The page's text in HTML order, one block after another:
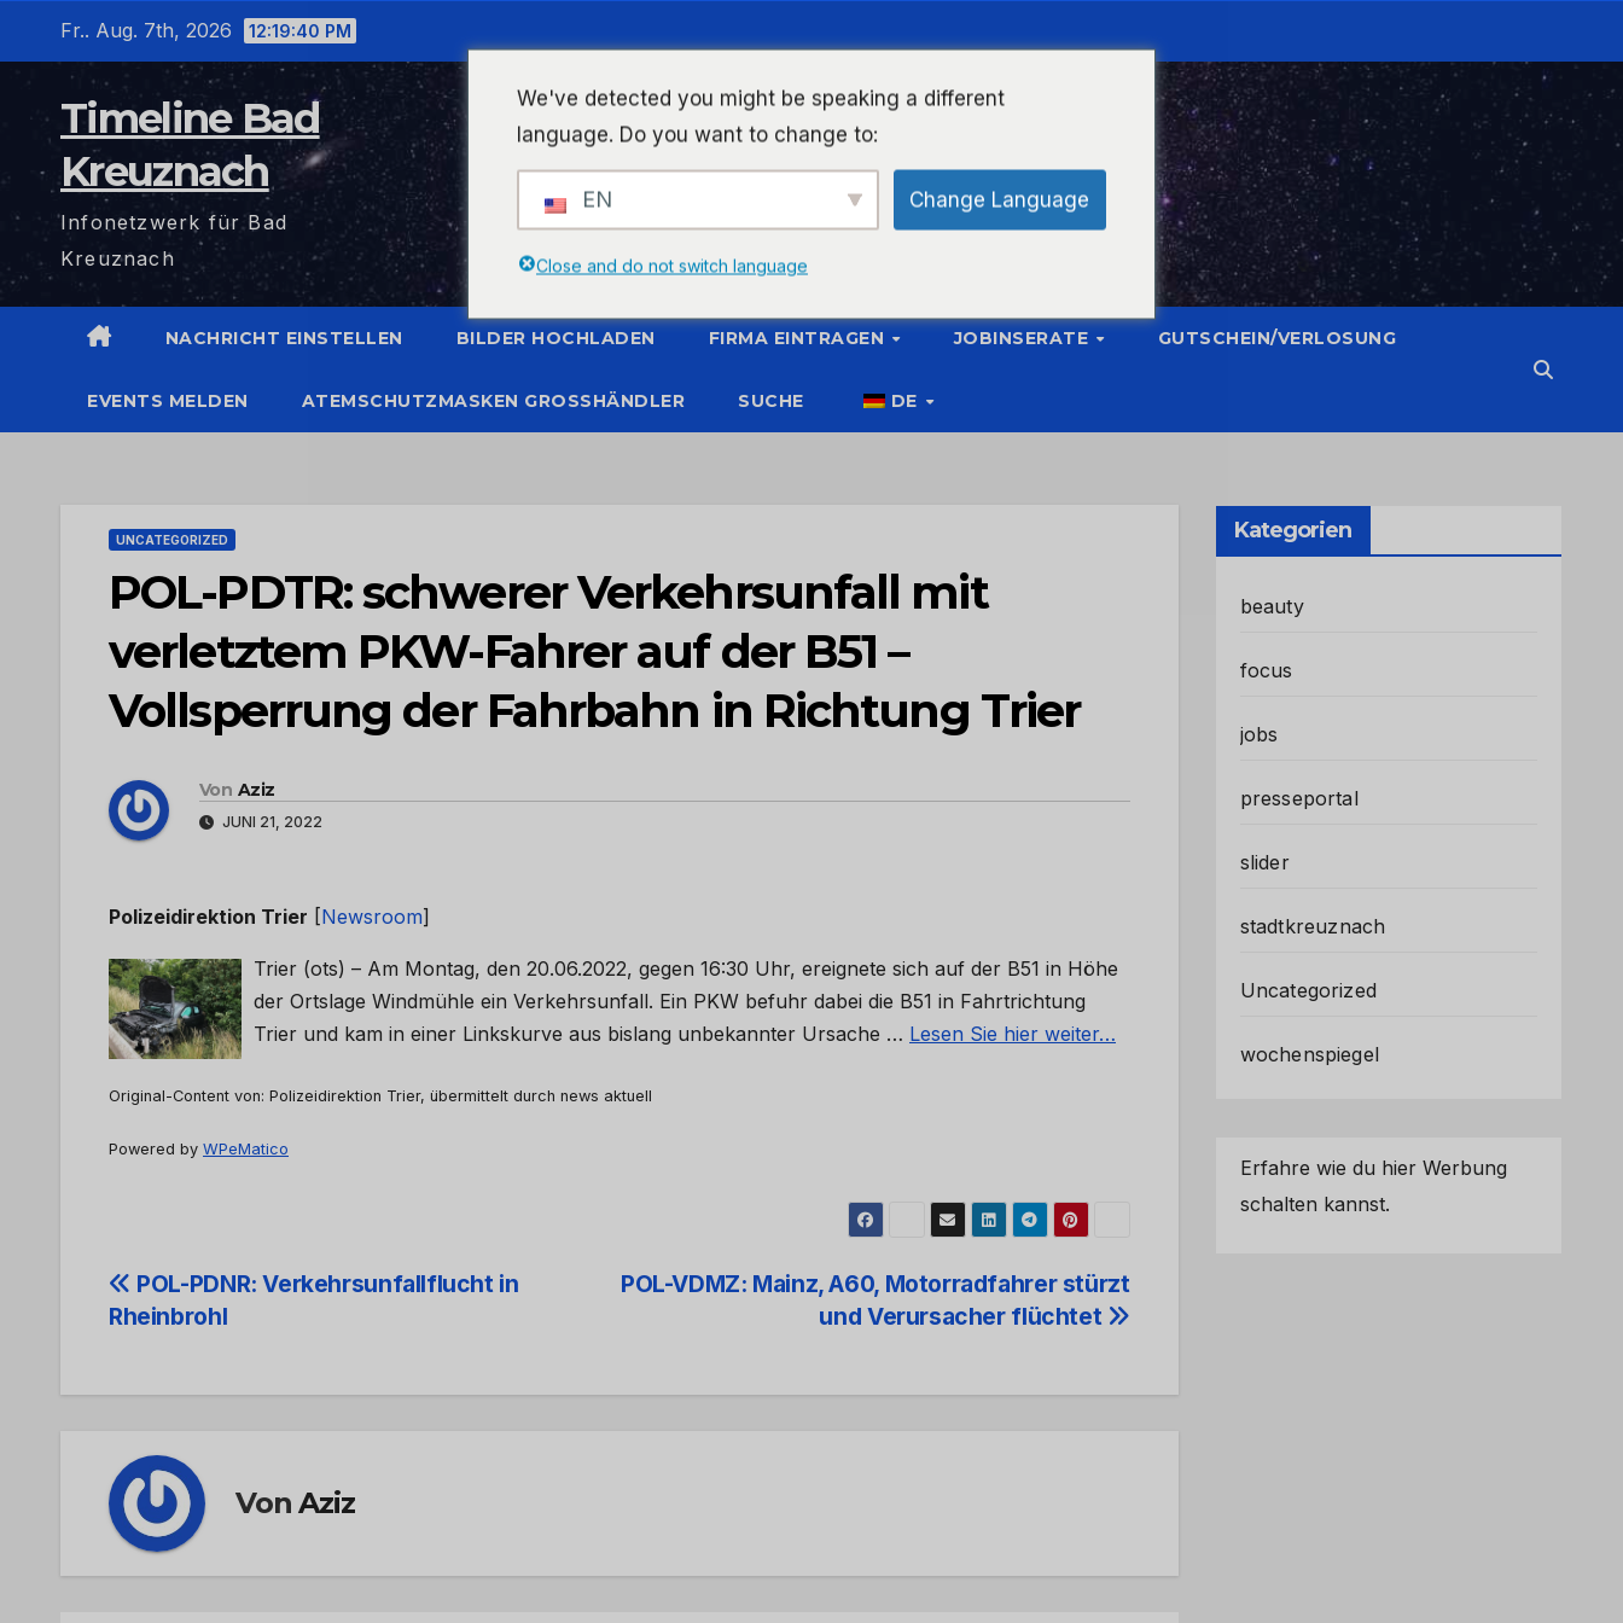
Fr.. Aug. 7th, 2026 12:19:40 PM
Timeline Bad
Kreuznach
Infonetzwerk für Bad
Kreuznach
NACHRICHT EINSTELLEN BILDER HOCHLADEN FIRMA EINTRAGEN JOBINSERATE GUTSCHEIN/VERLOSUNG
EVENTS MELDEN ATEMSCHUTZMASKEN GROSSHÄNDLER SUCHE DE
UNCATEGORIZED
POL-PDTR: schwerer Verkehrsunfall mit
verletztem PKW-Fahrer auf der B51 –
Vollsperrung der Fahrbahn in Richtung Trier
Von Aziz
JUNI 21, 2022
Polizeidirektion Trier [Newsroom]
Trier (ots) – Am Montag, den 20.06.2022, gegen 16:30 Uhr, ereignete sich auf der B51 in Höhe
der Ortslage Windmühle ein Verkehrsunfall. Ein PKW befuhr dabei die B51 in Fahrtrichtung
Trier und kam in einer Linkskurve aus bislang unbekannter Ursache … Lesen Sie hier weiter…
Original-Content von: Polizeidirektion Trier, übermittelt durch news aktuell
Powered by WPeMatico
Beitrags-
POL-VDMZ: Mainz, A60, Motorradfahrer stürzt
und Verursacher flüchtet
POL-PDNR: Verkehrsunfallflucht in
Rheinbrohl
VonAziz
Kategorien
beauty
focus
jobs
presseportal
slider
stadtkreuznach
Uncategorized
wochenspiegel
Erfahre wie du hier Werbung
schalten kannst.
We've detected you might be speaking a different
language. Do you want to change to:
EN Change Language
Close and do not switch language